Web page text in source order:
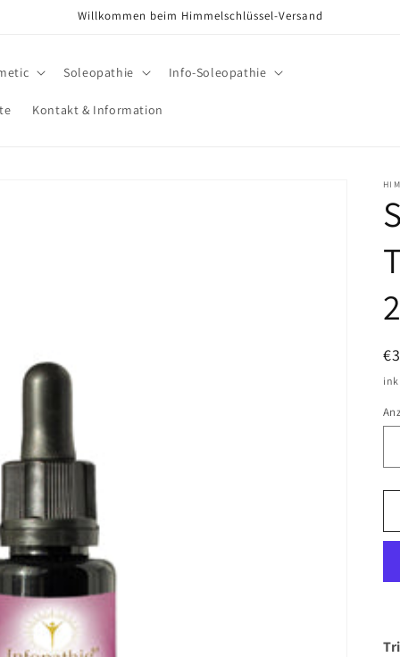
Willkommen beim Himmelschlüssel-Versand
Soleopathie Info-Soleopathie
Kontakt & Information